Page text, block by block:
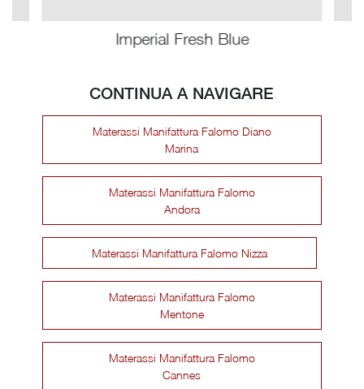
Imperial Fresh Blue
CONTINUA A NAVIGARE
Materassi Manifattura Falomo Diano
Marina
Materassi Manifattura Falomo
Andora
Materassi Manifattura Falomo Nizza
Materassi Manifattura Falomo
Mentone
Materassi Manifattura Falomo
Cannes